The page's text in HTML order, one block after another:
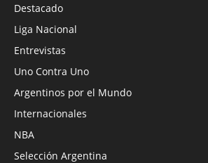
Destacado
Liga Nacional
Entrevistas
Uno Contra Uno
Argentinos por el Mundo
Internacionales
NBA
Selección Argentina